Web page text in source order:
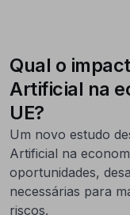
Qual o
Artificial na
UE?
Um novo estudo
Artificial na
oportunidades,
necessárias para
riscos.